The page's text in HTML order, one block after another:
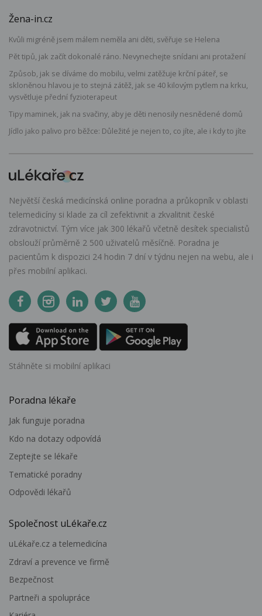
Žena-in.cz
Kvůli migréně jsem málem neměla ani děti, svěřuje se Helena
Pět tipů, jak začít dokonalé ráno. Nevynechejte snídani ani protažení
Způsob, jak se díváme do mobilu, velmi zatěžuje krční páteř, se
skloněnou hlavou je to stejná zátěž, jak se 40 kilovým pytlem na krku,
vysvětluje přední fyzioterapeut
Tipy maminek, jak na svačiny, aby je děti nenosily nesnědené domů
Jídlo jako palivo pro běžce: Důležité je nejen to, co jíte, ale i kdy to jíte
Největší česká medicínská online poradna a průkopník v oblasti
telemedicíny si klade za cíl zefektivnit a zkvalitnit české
zdravotnictví. Tým více jak 300 lékařů včetně desítek specialistů
obslouží průměrně 2 500 uživatelů měsíčně. Poradna je
pacientům k dispozici 24 hodin 7 dní v týdnu nejen na webu, ale i
přes mobilní aplikaci.
Stáhněte si mobilní aplikaci
Poradna lékaře
Jak funguje poradna
Kdo na dotazy odpovídá
Zeptejte se lékaře
Tematické poradny
Odpovědi lékařů
Společnost uLékaře.cz
uLékaře.cz a telemedicína
Zdraví a prevence ve firmě
Bezpečnost
Partneři a spolupráce